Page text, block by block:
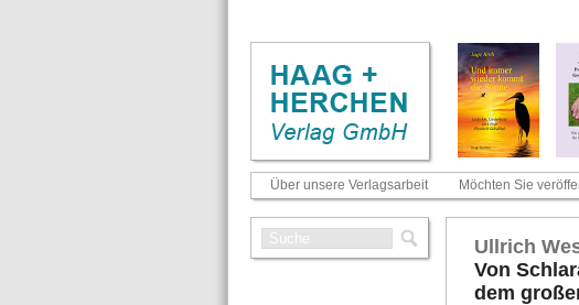
Über unsere Verlagsarbeit Möchten Sie
Ull­rich
Von
dem